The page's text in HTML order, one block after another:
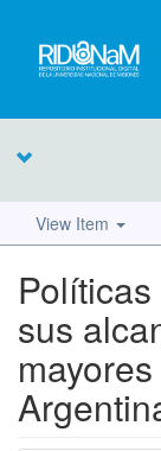
View Item
sus